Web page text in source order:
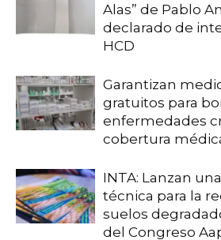
Alas” de Pablo
declarado de
HCD
Garantizan
gratuitos para
enfermedades
cobertura
INTA: Lanzan
técnica para la
suelos
del Congreso